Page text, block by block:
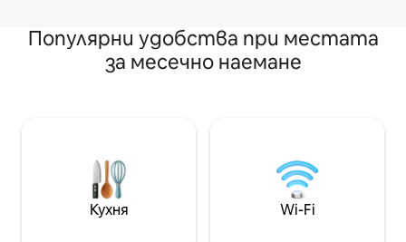
Популярни удобства при местата
за месечно наемане
Кухня Wi-Fi